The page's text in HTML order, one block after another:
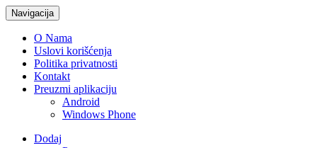
Navigacija
O Nama
Uslovi korišćenja
Politika privatnosti
Kontakt
Preuzmi aplikaciju
Android
Windows Phone
Dodaj